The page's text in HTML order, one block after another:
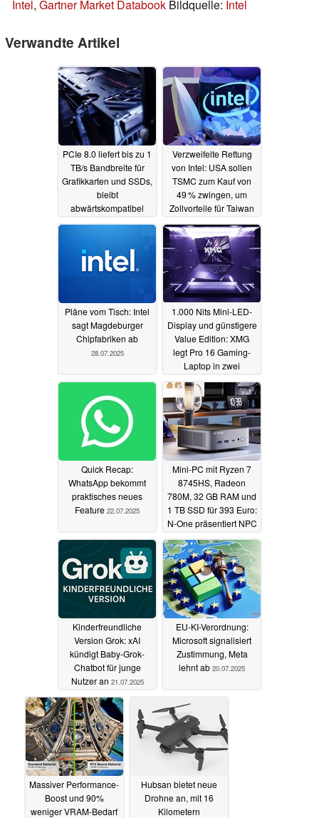
Intel, Gartner Market Databook Bildquelle: Intel
Verwandte Artikel
PCIe 8.0 liefert bis zu 1
TB/s Bandbreite für
Grafikkarten und SSDs,
bleibt
abwärtskompatibel
05.08.2025
Verzweifelte Rettung
von Intel: USA sollen
TSMC zum Kauf von
49 % zwingen, um
Zollvorteile für Taiwan
zu sichern05.08.2025
Pläne vom Tisch: Intel
sagt Magdeburger
Chipfabriken ab
28.07.2025
1.000 Nits Mini-LED-
Display und günstigere
Value Edition: XMG
legt Pro 16 Gaming-
Laptop in zwei
Versionen neu auf
24.07.2025
Quick Recap:
WhatsApp bekommt
praktisches neues
Feature 22.07.2025
Mini-PC mit Ryzen 7
8745HS, Radeon
780M, 32 GB RAM und
1 TB SSD für 393 Euro:
N-One präsentiert NPC
Pro+21.07.2025
Kinderfreundliche
Version Grok: xAI
kündigt Baby-Grok-
Chatbot für junge
Nutzer an 21.07.2025
EU-KI-Verordnung:
Microsoft signalisiert
Zustimmung, Meta
lehnt ab 20.07.2025
Massiver Performance-
Boost und 90%
weniger VRAM-Bedarf
Hubsan bietet neue
Drohne an, mit 16
Kilometern